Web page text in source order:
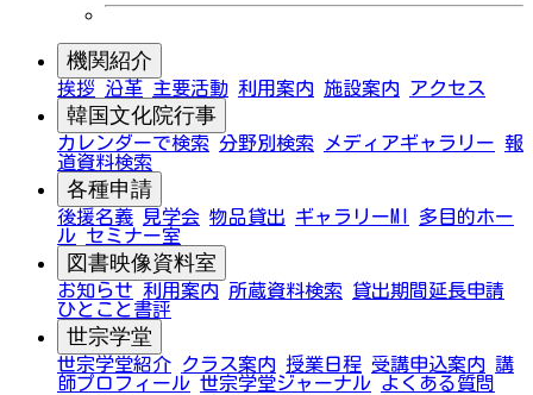
機関紹介
挨拶 沿革 主要活動 利用案内 施設案内 アクセス
韓国文化院行事
カレンダーで検索 分野別検索 メディアギャラリー 報
道資料検索
各種申請
後援名義 見学会 物品貸出 ギャラリーMI
多目的ホー
ル セミナー室
図書映像資料室
お知らせ 利用案内 所蔵資料検索
貸出期間延長申請
ひとこと書評
世宗学堂
世宗学堂紹介 クラス案内 授業日程 受講申込案内 講
師プロフィール 世宗学堂ジャーナル よくある質問